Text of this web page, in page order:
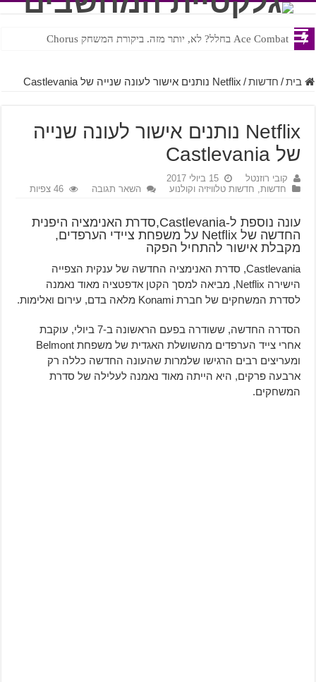
Ace Combat בחלל? לא, יותר מזה. ביקורת המשחק Chorus
Steven Universe והשירים שתורגמו בצורה נוראית לעברית
בית / חדשות / Netflix נותנים אישור לעונה שנייה של Castlevania
Netflix נותנים אישור לעונה שנייה
של Castlevania
קובי רוזנטל
15 ביולי 2017
חדשות, חדשות טלוויזיה וקולנוע השאר תגובה 46 צפיות
עונה נוספת ל-Castlevania,סדרת האנימציה היפנית
החדשה של Netflix על משפחת ציידי הערפדים,
מקבלת אישור להתחיל הפקה
Castlevania, סדרת האנימציה החדשה של ענקית הצפייה
הישירה Netflix, מביאה למסך הקטן אדפטציה מאוד נאמנה
לסדרת המשחקים של חברת Konami מלאה בדם, עירום ואלימות.
הסדרה החדשה, ששודרה בפעם הראשונה ב-7 ביולי, עוקבת
אחרי צייד הערפדים מהשושלת האגדית של משפחת Belmont
ומעריצים רבים הרגישו שלמרות שהעונה החדשה כללה רק
ארבעה פרקים, היא הייתה מאוד נאמנה לעלילה של סדרת
המשחקים.